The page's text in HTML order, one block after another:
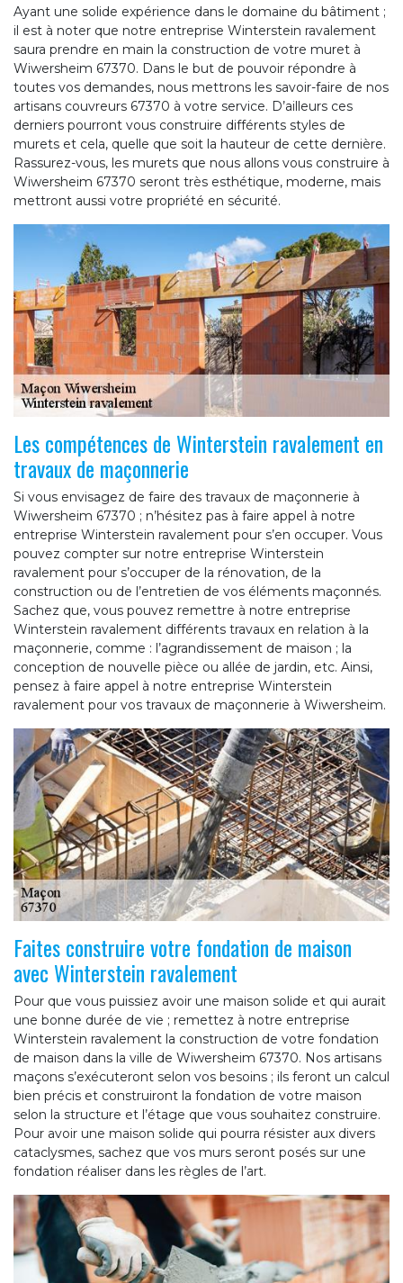
Ayant une solide expérience dans le domaine du bâtiment ;
il est à noter que notre entreprise Winterstein ravalement
saura prendre en main la construction de votre muret à
Wiwersheim 67370. Dans le but de pouvoir répondre à
toutes vos demandes, nous mettrons les savoir-faire de nos
artisans couvreurs 67370 à votre service. D’ailleurs ces
derniers pourront vous construire différents styles de
murets et cela, quelle que soit la hauteur de cette dernière.
Rassurez-vous, les murets que nous allons vous construire à
Wiwersheim 67370 seront très esthétique, moderne, mais
mettront aussi votre propriété en sécurité.
Les compétences de Winterstein ravalement en
travaux de maçonnerie
Si vous envisagez de faire des travaux de maçonnerie à
Wiwersheim 67370 ; n’hésitez pas à faire appel à notre
entreprise Winterstein ravalement pour s’en occuper. Vous
pouvez compter sur notre entreprise Winterstein
ravalement pour s’occuper de la rénovation, de la
construction ou de l’entretien de vos éléments maçonnés.
Sachez que, vous pouvez remettre à notre entreprise
Winterstein ravalement différents travaux en relation à la
maçonnerie, comme : l’agrandissement de maison ; la
conception de nouvelle pièce ou allée de jardin, etc. Ainsi,
pensez à faire appel à notre entreprise Winterstein
ravalement pour vos travaux de maçonnerie à Wiwersheim.
Faites construire votre fondation de maison
avec Winterstein ravalement
Pour que vous puissiez avoir une maison solide et qui aurait
une bonne durée de vie ; remettez à notre entreprise
Winterstein ravalement la construction de votre fondation
de maison dans la ville de Wiwersheim 67370. Nos artisans
maçons s’exécuteront selon vos besoins ; ils feront un calcul
bien précis et construiront la fondation de votre maison
selon la structure et l’étage que vous souhaitez construire.
Pour avoir une maison solide qui pourra résister aux divers
cataclysmes, sachez que vos murs seront posés sur une
fondation réaliser dans les règles de l’art.